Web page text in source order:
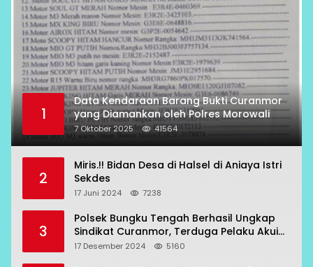
1
Data Kendaraan Barang Bukti Curanmor
yang Diamankan oleh Polres Morowali
7 Oktober 2025 41564
2
Miris.!! Bidan Desa di Halsel di Aniaya Istri
Sekdes
17 Juni 2024 7238
3
Polsek Bungku Tengah Berhasil Ungkap
Sindikat Curanmor, Terduga Pelaku Akui
Beraksi di 7 Lokasi
17 Desember 2024 5160